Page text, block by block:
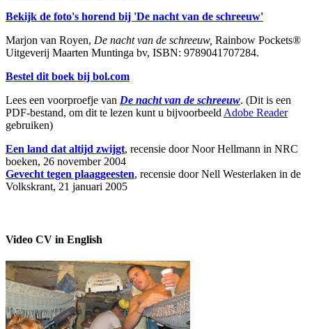
Bekijk de foto's horend bij 'De nacht van de schreeuw'
Marjon van Royen, De nacht van de schreeuw, Rainbow Pockets®
Uitgeverij Maarten Muntinga bv, ISBN: 9789041707284.
Bestel dit boek bij bol.com
Lees een voorproefje van De nacht van de schreeuw. (Dit is een
PDF-bestand, om dit te lezen kunt u bijvoorbeeldAdobe Reader
gebruiken)
Een land dat altijd zwijgt, recensie door Noor Hellmann in NRC
boeken, 26 november 2004
Gevecht tegen plaaggeesten, recensie door Nell Westerlaken in de
Volkskrant, 21 januari 2005
Video CV in English